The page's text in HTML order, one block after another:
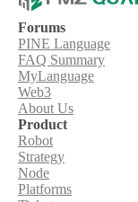
Forums
PINE Language
FAQ Summary
MyLanguage
Web3
About Us
Product
Robot
Strategy
Node
Platforms